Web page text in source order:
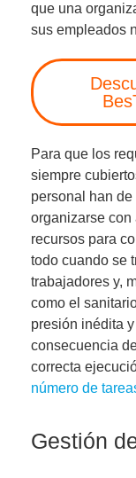
que una
sus empleados
Para que los
siempre
personal han
organizarse con
recursos para
todo cuando se
trabajadores y,
como el
presión inédita
consecuencia
correcta
número de
Gestión